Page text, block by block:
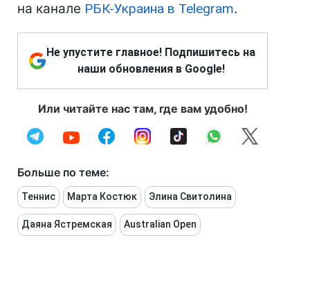
на канале РБК-Украина в Telegram.
Не упустите главное! Подпишитесь на
наши обновления в Google!
Или читайте нас там, где вам удобно!
Больше по теме:
Теннис Марта Костюк Элина Свитолина
Даяна Ястремская Australian Open